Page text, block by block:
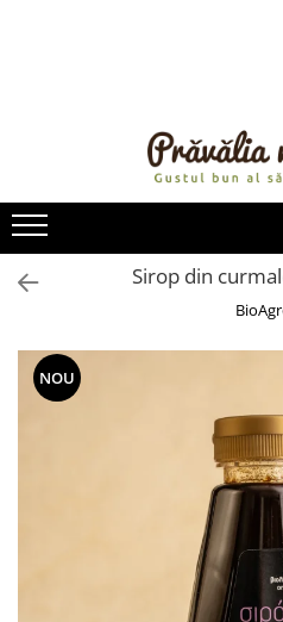
ULEIURI ȘI UNTURI
MĂSLINE
NUCI ȘI SEMINȚE
FRUCTE DESHIDRATATE
ÎNDULCITORI NATURALI / MIERE
FRUCTE LA CONSERVĂ
OȚETURI ȘI SOSURI
BĂUTURI / LAPTE VEGETAL
CREME ȘI PASTE TARTINABILE
Sirop din
NOU